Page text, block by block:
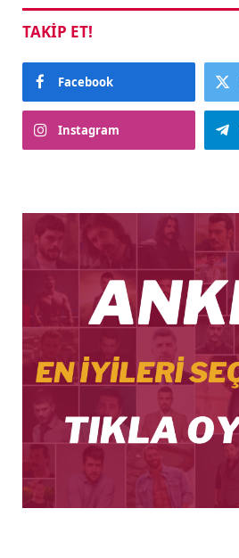
TAKIP ET!
Facebook
Instagram